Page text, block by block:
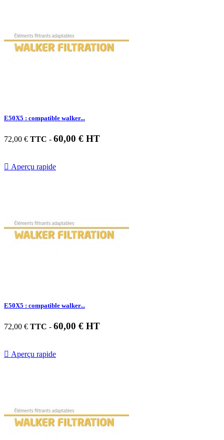
E50X5 : compatible walker...
72,00 € TTC - 60,00 € HT
 Aperçu rapide
E50X5 : compatible walker...
72,00 € TTC - 60,00 € HT
 Aperçu rapide